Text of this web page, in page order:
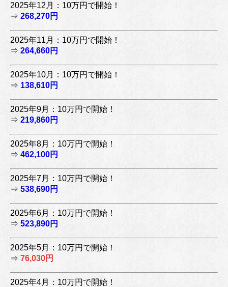
2025年12月：10万円で開始！
⇒ 268,270円
2025年11月：10万円で開始！
⇒ 264,660円
2025年10月：10万円で開始！
⇒ 138,610円
2025年9月：10万円で開始！
⇒ 219,860円
2025年8月：10万円で開始！
⇒ 462,100円
2025年7月：10万円で開始！
⇒ 538,690円
2025年6月：10万円で開始！
⇒ 523,890円
2025年5月：10万円で開始！
⇒ 76,030円
2025年4月：10万円で開始！